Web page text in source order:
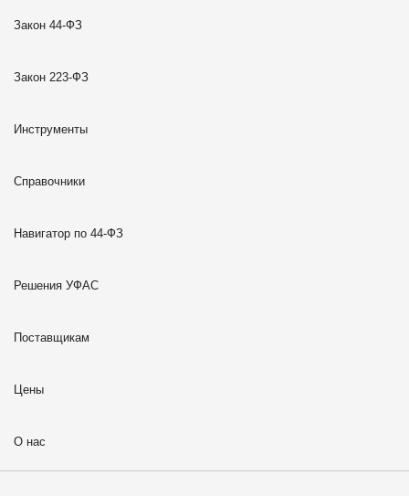
Закон 44-ФЗ
Закон 223-ФЗ
Инструменты
Справочники
Навигатор по 44-ФЗ
Решения УФАС
Поставщикам
Цены
О нас